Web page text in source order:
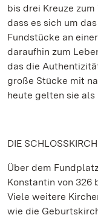
bis drei Kreuze
dass es sich um
Fundstücke an
daraufhin zum
das die
große Stücke mit
heute gelten sie
DIE
Über dem
Konstantin von 326
Viele weitere
wie die